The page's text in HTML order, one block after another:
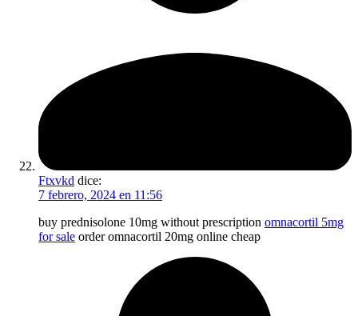
Ftxvkd dice:
7 febrero, 2024 en 11:56
buy prednisolone 10mg without prescription omnacortil 5mg
for sale order omnacortil 20mg online cheap